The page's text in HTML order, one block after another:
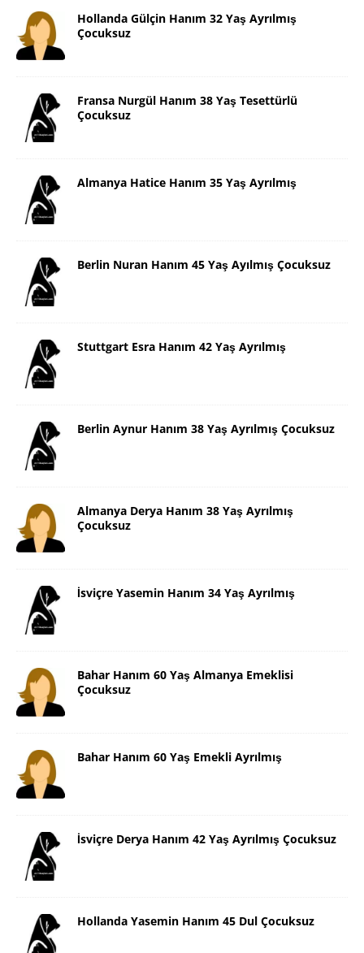
Hollanda Gülçin Hanım 32 Yaş Ayrılmış
Çocuksuz
Fransa Nurgül Hanım 38 Yaş Tesettürlü
Çocuksuz
Almanya Hatice Hanım 35 Yaş Ayrılmış
Berlin Nuran Hanım 45 Yaş Ayılmış Çocuksuz
Stuttgart Esra Hanım 42 Yaş Ayrılmış
Berlin Aynur Hanım 38 Yaş Ayrılmış Çocuksuz
Almanya Derya Hanım 38 Yaş Ayrılmış
Çocuksuz
İsviçre Yasemin Hanım 34 Yaş Ayrılmış
Bahar Hanım 60 Yaş Almanya Emeklisi
Çocuksuz
Bahar Hanım 60 Yaş Emekli Ayrılmış
İsviçre Derya Hanım 42 Yaş Ayrılmış Çocuksuz
Hollanda Yasemin Hanım 45 Dul Çocuksuz